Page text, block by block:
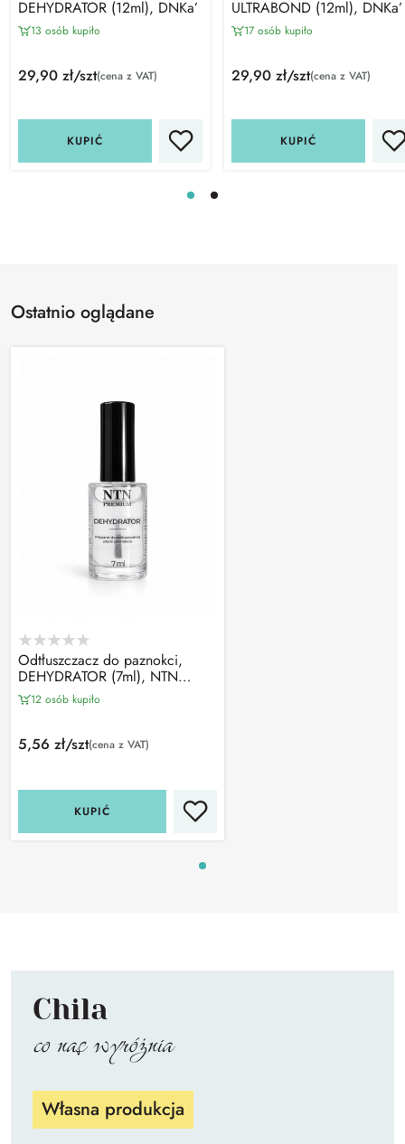
DEHYDRATOR (12ml), DNKa’
13 osób kupiło
29,90 zł/szt(cena z VAT)
KUPIĆ
ULTRABOND (12ml), DNKa’
17 osób kupiło
29,90 zł/szt(cena z VAT)
KUPIĆ
Ostatnio oglądane
Odtłuszczacz do paznokci,
DEHYDRATOR (7ml), NTN
Premium
12 osób kupiło
5,56 zł/szt(cena z VAT)
KUPIĆ
Chila
co nas wyróżnia
Własna produkcja